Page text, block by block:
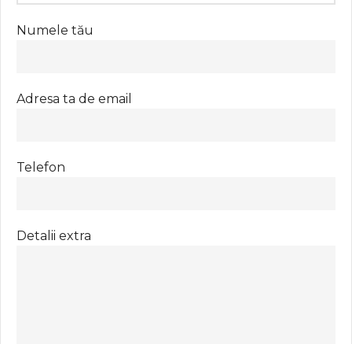
Numele tău
Adresa ta de email
Telefon
Detalii extra